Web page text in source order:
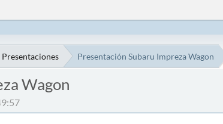
Presentaciones Presentación Subaru Impreza Wagon
Wagon